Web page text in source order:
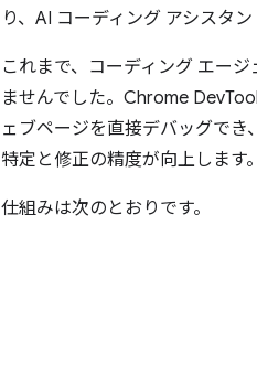
り、AI コーディング アシスタ
これまで、コーディング エー
ませんでした。Chrome
ェブページを直接デバッグで
特定と修正の精度が向上します。
仕組みは次のとおりです。